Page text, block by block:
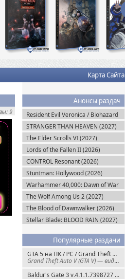
Карта Сайта
Анонсы раздач
Resident Evil Veronica / Biohazard
RE: Veronica (2027)
STRANGER THAN HEAVEN (2027)
The Elder Scrolls VI (2027)
Lords of the Fallen II (2026)
CONTROL Resonant (2026)
Stuntman: Hollywood (2026)
Warhammer 40,000: Dawn of War
IV (2026)
The Wolf Among Us 2 (2027)
The Blood of Dawnwalker (2026)
Stellar Blade: BLOOD RAIN (2027)
Популярные раздачи
GTA 5 на ПК / PC / Grand Theft Auto V: Premium Edition (2015) Steam-Rip
Grand Theft Auto V (GTA V) — видеоигра из
Baldur's Gate 3 v.4.1.1.7398727 + Все DLC (2023) GOG-Rip
9